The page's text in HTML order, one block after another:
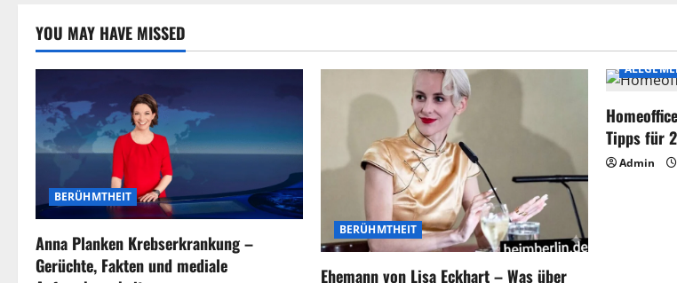
YOU MAY HAVE MISSED
BERÜHMTHEIT
Anna Planken Krebserkrankung –
Gerüchte, Fakten und mediale
BERÜHMTHEIT
Ehemann von Lisa Eckhart – Was über
Tipps für
Admin